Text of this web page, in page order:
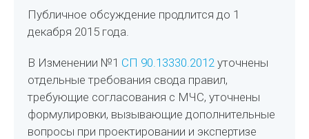
Публичное обсуждение продлится до 1
декабря 2015 года.
В Изменении №1 СП 90.13330.2012 уточнены
отдельные требования свода правил,
требующие согласования с МЧС, уточнены
формулировки, вызывающие дополнительные
вопросы при проектировании и экспертизе